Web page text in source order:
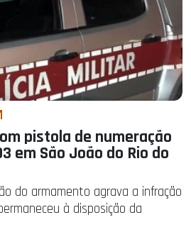
pistola de numeração
em São João do Rio do
do armamento agrava a infração
à disposição da